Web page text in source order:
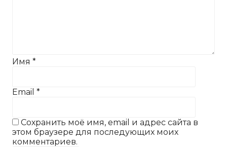
Имя *
Email *
Сохранить моё имя, email и адрес сайта в
этом браузере для последующих моих
комментариев.